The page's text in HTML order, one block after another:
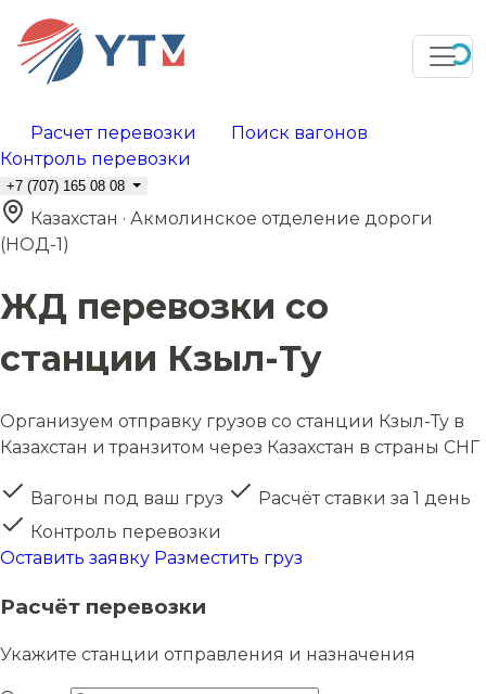
Расчет перевозки
Поиск вагонов
Контроль перевозки
+7 (707) 165 08 08
Казахстан · Акмолинское отделение дороги
(НОД-1)
ЖД перевозки со
станции Кзыл-Ту
Организуем отправку грузов со станции Кзыл-Ту в
Казахстан и транзитом через Казахстан в страны СНГ
Вагоны под ваш груз
Расчёт ставки за 1 день
Контроль перевозки
Оставить заявку Разместить груз
Расчёт перевозки
Укажите станции отправления и назначения